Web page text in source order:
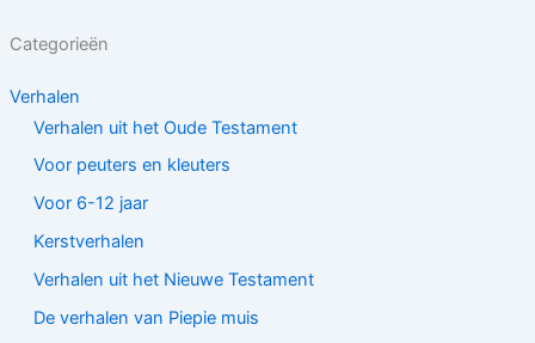
Categorieën
Verhalen
Verhalen uit het Oude Testament
Voor peuters en kleuters
Voor 6-12 jaar
Kerstverhalen
Verhalen uit het Nieuwe Testament
De verhalen van Piepie muis